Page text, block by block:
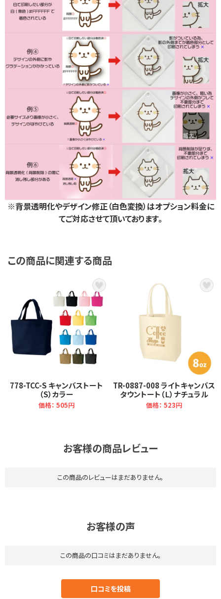
※背景透明化やデザイン修正（白色変換）はオプション料金に
てご対応させて頂いております。
この商品に関連する商品
778-TCC-S キャンバストート
（S）カラー
価格： 505円
TR-0887-008 ライトキャンバス
タウントート（Ｌ）ナチュラル
価格：523円
お客様の商品レビュー
この商品のレビューはまだありません。
お客様の声
この商品の口コミはまだありません。